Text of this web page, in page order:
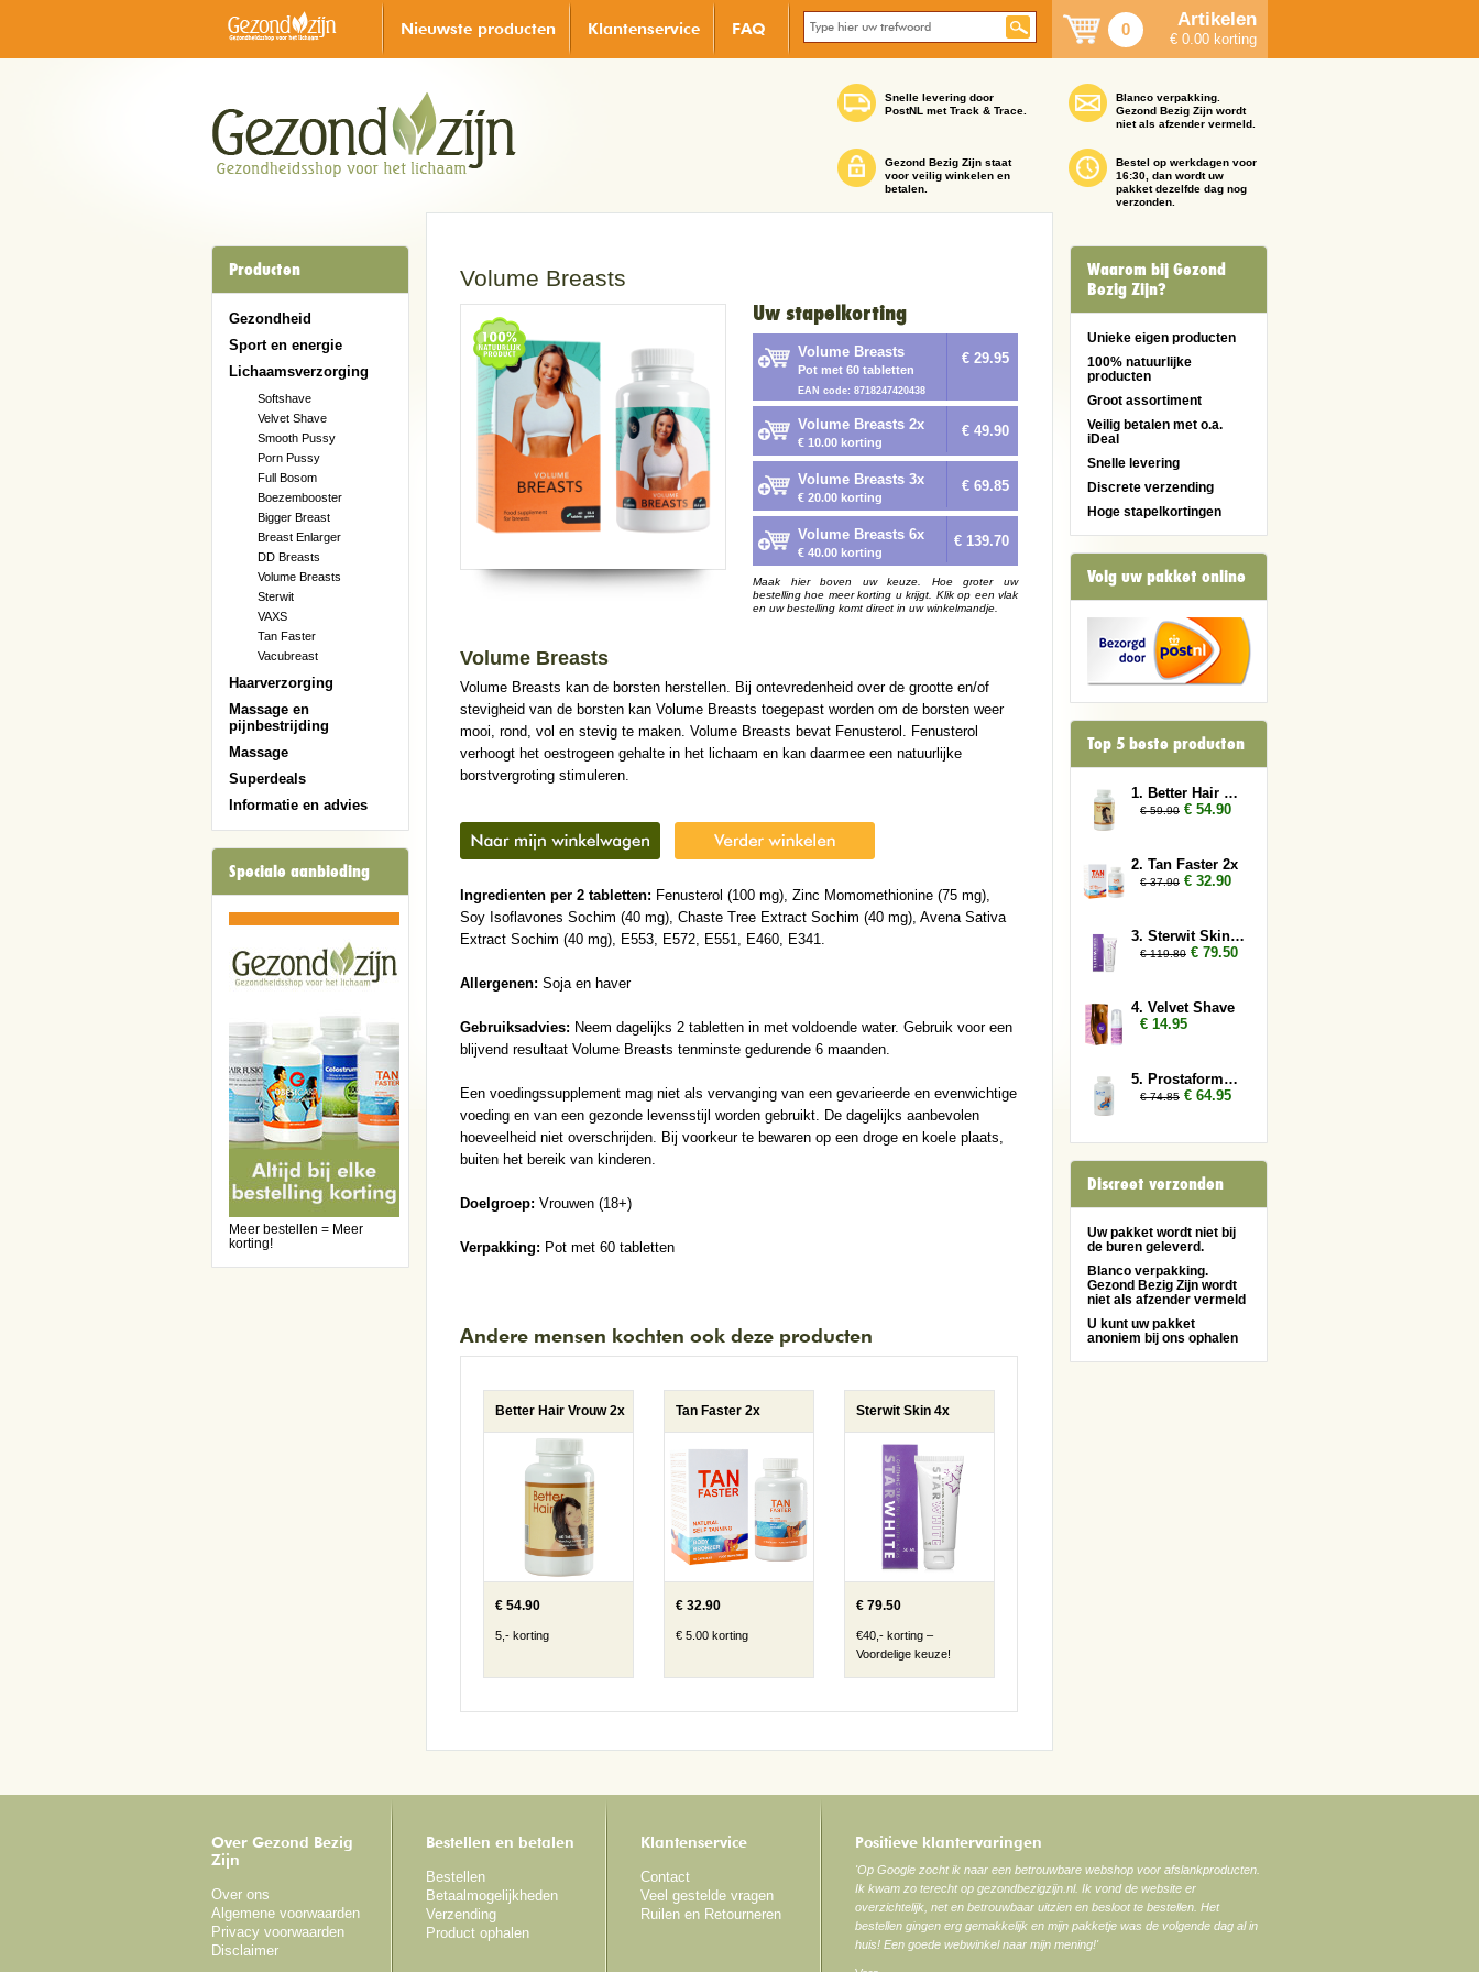
Nieuwste producten Klantenservice FAQ 0 Artikelen
€ 0.00 korting
Snelle levering door
PostNL met Track & Trace.
Gezond Bezig Zijn staat
voor veilig winkelen en
betalen.
Blanco verpakking.
Gezond Bezig Zijn wordt
niet als afzender vermeld.
Bestel op werkdagen voor
16:30, dan wordt uw
pakket dezelfde dag nog
verzonden.
Producten
Gezondheid
Sport en energie
Lichaamsverzorging
Softshave
Velvet Shave
Smooth Pussy
Porn Pussy
Full Bosom
Boezembooster
Bigger Breast
Breast Enlarger
DD Breasts
Volume Breasts
Sterwit
VAXS
Tan Faster
Vacubreast
Haarverzorging
Massage en
pijnbestrijding
Massage
Superdeals
Informatie en advies
Speciale aanbieding
Meer bestellen = Meer
korting!
Volume Breasts
Uw stapelkorting
Volume Breasts
Pot met 60 tabletten
EAN code: 8718247420438
€ 29.95
Volume Breasts 2x
€ 10.00 korting
€ 49.90
Volume Breasts 3x
€ 20.00 korting
€ 69.85
Volume Breasts 6x
€ 40.00 korting
€ 139.70
Maak hier boven uw keuze. Hoe groter uw
bestelling hoe meer korting u krijgt. Klik op een vlak
en uw bestelling komt direct in uw winkelmandje.
Volume Breasts
Volume Breasts kan de borsten herstellen. Bij ontevredenheid over de grootte en/of
stevigheid van de borsten kan Volume Breasts toegepast worden om de borsten weer
mooi, rond, vol en stevig te maken. Volume Breasts bevat Fenusterol. Fenusterol
verhoogt het oestrogeen gehalte in het lichaam en kan daarmee een natuurlijke
borstvergroting stimuleren.
Ingredienten per 2 tabletten: Fenusterol (100 mg), Zinc Momomethionine (75 mg),
Soy Isoflavones Sochim (40 mg), Chaste Tree Extract Sochim (40 mg), Avena Sativa
Extract Sochim (40 mg), E553, E572, E551, E460, E341.
Allergenen: Soja en haver
Gebruiksadvies: Neem dagelijks 2 tabletten in met voldoende water. Gebruik voor een
blijvend resultaat Volume Breasts tenminste gedurende 6 maanden.
Een voedingssupplement mag niet als vervanging van een gevarieerde en evenwichtige
voeding en van een gezonde levensstijl worden gebruikt. De dagelijks aanbevolen
hoeveelheid niet overschrijden. Bij voorkeur te bewaren op een droge en koele plaats,
buiten het bereik van kinderen.
Doelgroep: Vrouwen (18+)
Verpakking: Pot met 60 tabletten
Andere mensen kochten ook deze producten
Better Hair Vrouw 2x
€ 54.90
5,- korting
Tan Faster 2x
€ 32.90
€ 5.00 korting
Sterwit Skin 4x
€ 79.50
€40,- korting –
Voordelige keuze!
Waarom bij Gezond
Bezig Zijn?
Unieke eigen producten
100% natuurlijke
producten
Groot assortiment
Veilig betalen met o.a.
iDeal
Snelle levering
Discrete verzending
Hoge stapelkortingen
Volg uw pakket online
Top 5 beste producten
1. Better Hair Vrouw 2x
€ 59.90 € 54.90
2. Tan Faster 2x
€ 37.90 € 32.90
3. Sterwit Skin 4x
€ 119.80 € 79.50
4. Velvet Shave
€ 14.95
5. Prostaformula 3x
€ 74.85 € 64.95
Discreet verzonden
Uw pakket wordt niet bij
de buren geleverd.
Blanco verpakking.
Gezond Bezig Zijn wordt
niet als afzender vermeld
U kunt uw pakket
anoniem bij ons ophalen
Over Gezond Bezig
Zijn
Over ons
Algemene voorwaarden
Privacy voorwaarden
Disclaimer
Bestellen en betalen
Bestellen
Betaalmogelijkheden
Verzending
Product ophalen
Klantenservice
Contact
Veel gestelde vragen
Ruilen en Retourneren
Positieve klantervaringen
'Op Google zocht ik naar een betrouwbare webshop voor afslankproducten.
Ik kwam zo terecht op gezondbezigzijn.nl. Ik vond de website er
overzichtelijk, net en betrouwbaar uitzien en besloot te bestellen. Het
bestellen gingen erg gemakkelijk en mijn pakketje was de volgende dag al in
huis! Een goede webwinkel naar mijn mening!'